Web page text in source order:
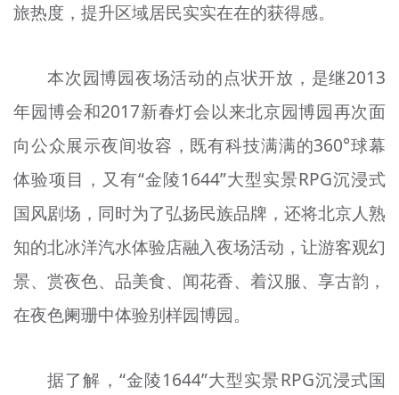
旅热度，提升区域居民实实在在的获得感。
本次园博园夜场活动的点状开放，是继2013
年园博会和2017新春灯会以来北京园博园再次面
向公众展示夜间妆容，既有科技满满的360°球幕
体验项目，又有“金陵1644”大型实景RPG沉浸式
国风剧场，同时为了弘扬民族品牌，还将北京人熟
知的北冰洋汽水体验店融入夜场活动，让游客观幻
景、赏夜色、品美食、闻花香、着汉服、享古韵，
在夜色阑珊中体验别样园博园。
据了解，“金陵1644”大型实景RPG沉浸式国